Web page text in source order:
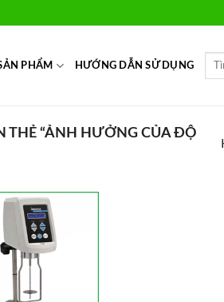
PHẨM HƯỚNG DẪN SỬ DỤNG
THẺ “ẢNH HƯỞNG CỦA ĐỘ
Add to
Wishlist